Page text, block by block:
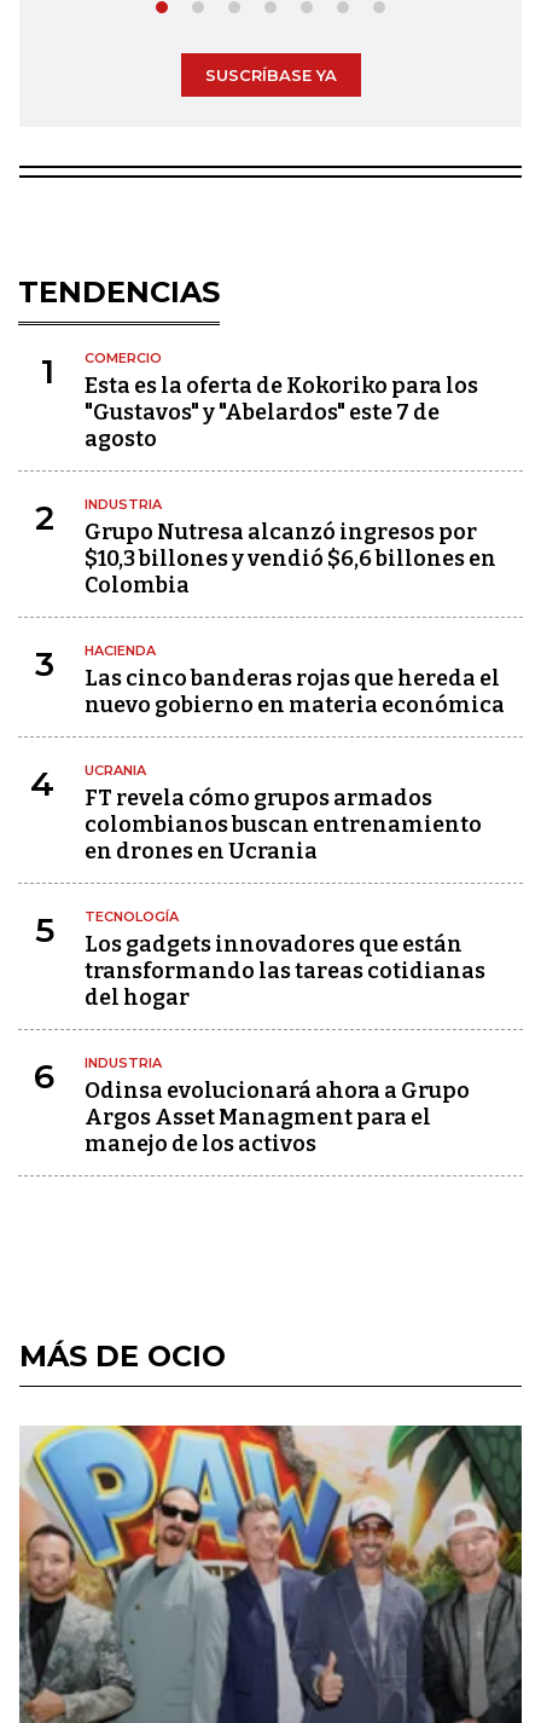
SUSCRÍBASE YA
TENDENCIAS
1 COMERCIO
Esta es la oferta de Kokoriko para los
"Gustavos" y "Abelardos" este 7 de
agosto
2 INDUSTRIA
Grupo Nutresa alcanzó ingresos por
$10,3 billones y vendió $6,6 billones en
Colombia
3 HACIENDA
Las cinco banderas rojas que hereda el
nuevo gobierno en materia económica
4 UCRANIA
FT revela cómo grupos armados
colombianos buscan entrenamiento
en drones en Ucrania
5 TECNOLOGÍA
Los gadgets innovadores que están
transformando las tareas cotidianas
del hogar
6 INDUSTRIA
Odinsa evolucionará ahora a Grupo
Argos Asset Managment para el
manejo de los activos
MÁS DE OCIO